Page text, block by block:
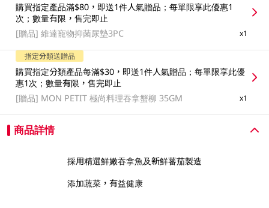
購買指定產品滿$80，即送1件人氣贈品；每單限享此優惠1
次；數量有限，售完即止
[贈品]維達寵物抑菌尿墊3PC x1
指定分類送贈品
購買指定分類產品每滿$30，即送1件人氣贈品；每單限享此優
惠1次；數量有限，售完即止
[贈品] MON PETIT 極尚料理吞拿蟹柳 35GM x1
商品詳情
採用精選鮮嫩吞拿魚及新鮮蕃茄製造
添加蔬菜，有益健康